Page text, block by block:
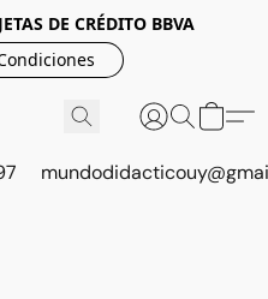
DE CRÉDITO BBVA